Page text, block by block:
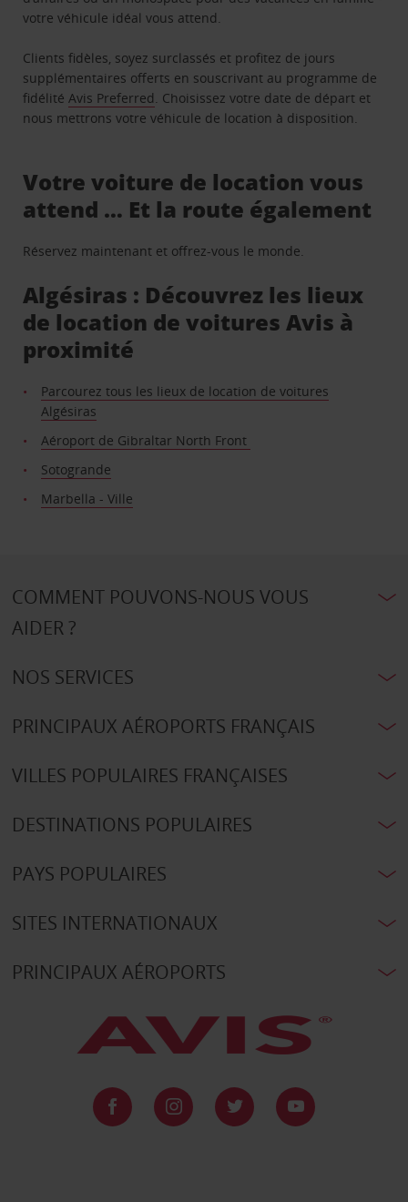
votre véhicule idéal vous attend.
Clients fidèles, soyez surclassés et profitez de jours
supplémentaires offerts en souscrivant au programme de
fidélitéAvis Preferred. Choisissez votre date de départ et
nous mettrons votre véhicule de location à disposition.
Votre voiture de location vous
attend … Et la route également
Réservez maintenant et offrez-vous le monde.
Algésiras : Découvrez les lieux
de location de voitures Avis à
proximité
Parcourez tous les lieux de location de voitures
Algésiras
Aéroport de Gibraltar North Front
Sotogrande
Marbella - Ville
COMMENT POUVONS-NOUS VOUS
AIDER ?
NOS SERVICES
PRINCIPAUX AÉROPORTS FRANÇAIS
VILLES POPULAIRES FRANÇAISES
DESTINATIONS POPULAIRES
PAYS POPULAIRES
SITES INTERNATIONAUX
PRINCIPAUX AÉROPORTS